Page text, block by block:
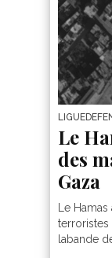
Le
des
Gaza
Le
terroristes
labande